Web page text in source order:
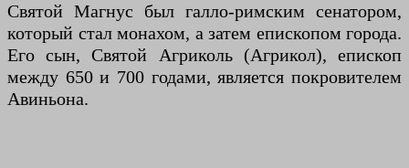
Святой Магнус был галло-римским сенатором,
который стал монахом, а затем епископом города.
Его сын, Святой Агриколь (Агрикол), епископ
между 650 и 700 годами, является покровителем
Авиньона.